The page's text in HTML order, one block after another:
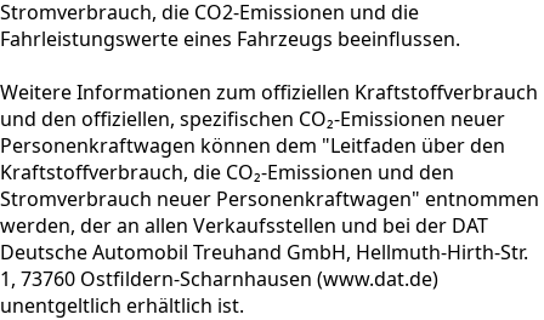
Stromverbrauch, die CO2-Emissionen und die
Fahrleistungswerte eines Fahrzeugs beeinflussen.
Weitere Informationen zum offiziellen Kraftstoffverbrauch
und den offiziellen, spezifischen CO₂-Emissionen neuer
Personenkraftwagen können dem "Leitfaden über den
Kraftstoffverbrauch, die CO₂-Emissionen und den
Stromverbrauch neuer Personenkraftwagen" entnommen
werden, der an allen Verkaufsstellen und bei der DAT
Deutsche Automobil Treuhand GmbH, Hellmuth-Hirth-Str.
1, 73760 Ostfildern-Scharnhausen (www.dat.de)
unentgeltlich erhältlich ist.